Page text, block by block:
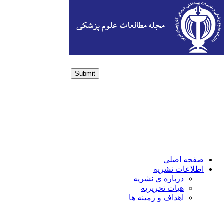
Submit
صفحه اصلی
اطلاعات نشریه
درباره ی نشریه
هیات تحریریه
اهداف و زمینه ها